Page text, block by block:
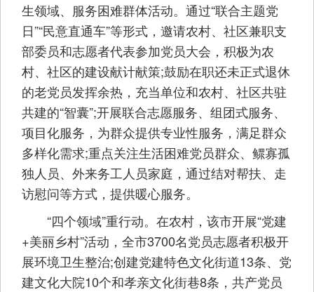
生领域、服务困难群体活动。通过“联合主题党
日”“民意直通车”等形式，邀请农村、社区兼职支
部委员和志愿者代表参加党员大会，积极为农
村、社区的建设献计献策;鼓励在职还未正式退休
的老党员发挥余热，充当单位和农村、社区共驻
共建的“智囊”;开展联合志愿服务、组团式服务、
项目化服务，为群众提供专业性服务，满足群众
多样化需求;重点关注生活困难党员群众、鳏寡孤
独人员、外来务工人员家庭，通过结对帮扶、走
访慰问等方式，提供暖心服务。
“四个领域”重行动。在农村，该市开展“党建
+美丽乡村”活动，全市3700名党员志愿者积极开
展环境卫生整治;创建党建特色文化街道13条、党
建文化大院10个和孝亲文化街巷8条，共产党员